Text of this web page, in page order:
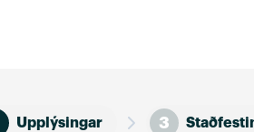
Upplýsingar 3